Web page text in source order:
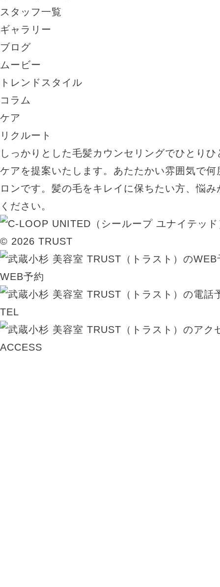
スタッフ一覧
ギャラリー
ブログ
ムービー
トレンドスタイル
コラム
ケア
リクルート
しっかりとした毛髪カウンセリングでひとり
ケアを提案いたします。あたたかい雰囲気で
ロンです。髪の毛をキレイに保ちたい方、悩
ください。
© 2026 TRUST
WEB予約
TEL
ACCESS